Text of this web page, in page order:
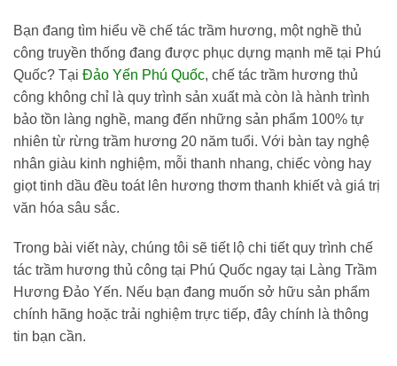
Bạn đang tìm hiểu về chế tác trầm hương, một nghề thủ
công truyền thống đang được phục dựng mạnh mẽ tại Phú
Quốc? Tại Đảo Yến Phú Quốc, chế tác trầm hương thủ
công không chỉ là quy trình sản xuất mà còn là hành trình
bảo tồn làng nghề, mang đến những sản phẩm 100% tự
nhiên từ rừng trầm hương 20 năm tuổi. Với bàn tay nghệ
nhân giàu kinh nghiệm, mỗi thanh nhang, chiếc vòng hay
giọt tinh dầu đều toát lên hương thơm thanh khiết và giá trị
văn hóa sâu sắc.
Trong bài viết này, chúng tôi sẽ tiết lộ chi tiết quy trình chế
tác trầm hương thủ công tại Phú Quốc ngay tại Làng Trầm
Hương Đảo Yến. Nếu bạn đang muốn sở hữu sản phẩm
chính hãng hoặc trải nghiệm trực tiếp, đây chính là thông
tin bạn cần.